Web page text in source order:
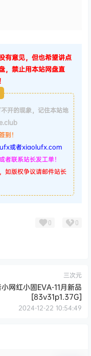
有意见，但也希望讲点
，禁止用本站网盘直
开的现象，记住本站地
到！
或者xiaolufx.com
联系站长发工单！
如版权争议请邮件站长
0 0
三次元
网红小固EVA-11月新品
[83v31p1.37G]
2024-12-22 10:54:49